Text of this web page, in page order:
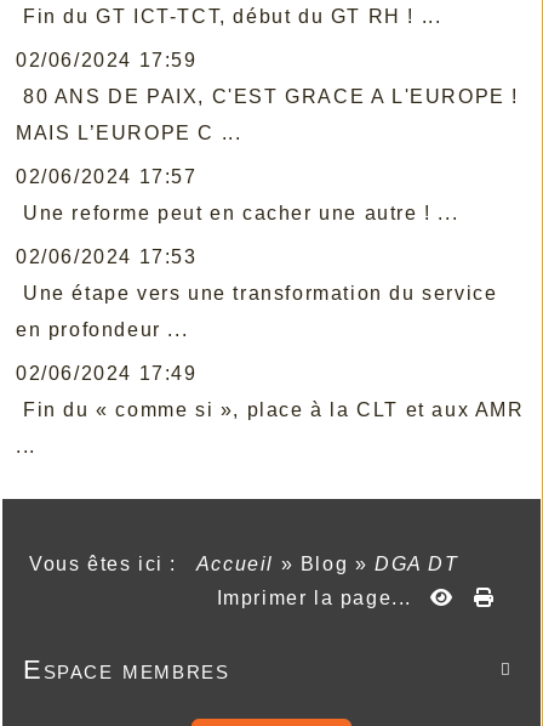
Fin du GT ICT-TCT, début du GT RH ! ...
02/06/2024 17:59
80 ANS DE PAIX, C'EST GRACE A L'EUROPE !
MAIS L’EUROPE C ...
02/06/2024 17:57
Une reforme peut en cacher une autre ! ...
02/06/2024 17:53
Une étape vers une transformation du service
en profondeur ...
02/06/2024 17:49
Fin du « comme si », place à la CLT et aux AMR
...
Vous êtes ici : Accueil » Blog »DGA DT
Imprimer la page...

Espace membres